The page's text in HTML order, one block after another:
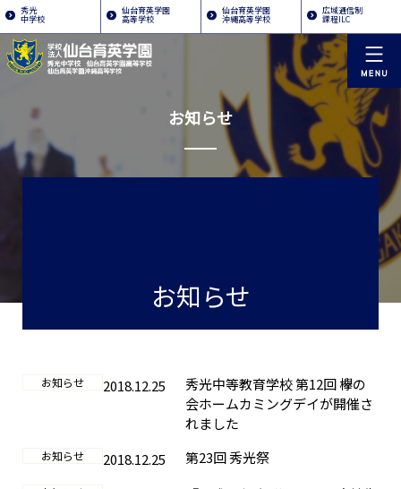
秀光
中学校
仙台育英学園
高等学校
仙台育英学園
沖縄高等学校
広域通信制
課程ILC
お知らせ
お知らせ
お知らせ 2018.12.25
秀光中等教育学校 第12回 欅の
会ホームカミングデイが開催さ
れました
お知らせ 2018.12.25 第23回 秀光祭